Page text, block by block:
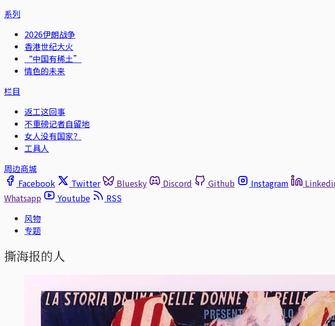
系列
2026伊朗战争
香港世纪大火
“中国有稀土”
情色的未来
栏目
返工这回事
不重磅记者自留地
女人没有国家？
工具人
周边商城
Facebook
Twitter Bluesky Discord Github Instagram
Whatsapp
Youtube
RSS
风物
专题
撕海报的人